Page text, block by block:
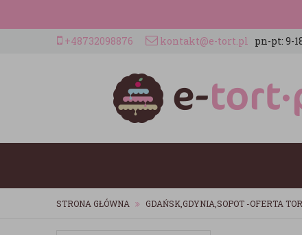
+48732098876 kontakt@e-tort.pl pn-pt: 9-
STRONA GŁÓWNA GDAŃSK,GDYNIA,SOPOT -OFERTA